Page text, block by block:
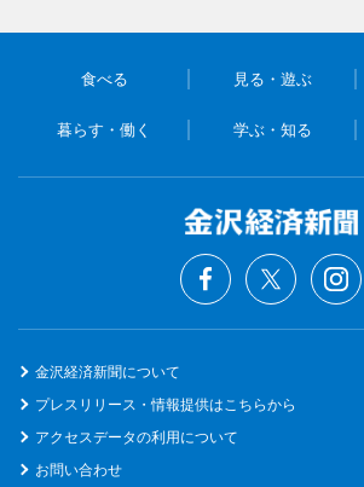
食べる 見る・遊ぶ
暮らす・働く 学ぶ・知る
金沢経済新聞について
プレスリリース・情報提供はこちらから
アクセスデータの利用について
お問い合わせ